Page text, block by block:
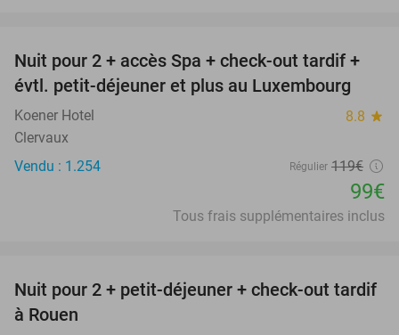
17%
Nuit pour 2 + accès Spa + check-out tardif +
évtl. petit-déjeuner et plus au Luxembourg
Koener Hotel 8.8 star
Clervaux
Vendu : 1.254
Régulier 119€
99€
Tous frais supplémentaires inclus
37%
Nuit pour 2 + petit-déjeuner + check-out tardif
à Rouen